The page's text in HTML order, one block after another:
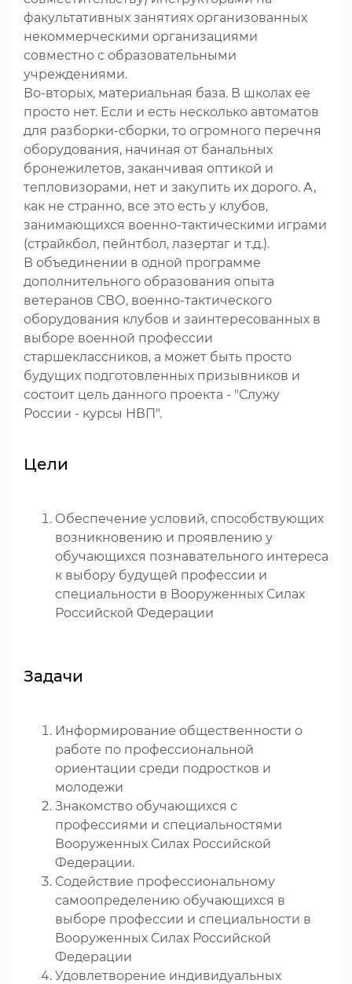
факультативных занятиях организованных
некоммерческими организациями
совместно с образовательными
учреждениями.
Во-вторых, материальная база. В школах ее
просто нет. Если и есть несколько автоматов
для разборки-сборки, то огромного перечня
оборудования, начиная от банальных
бронежилетов, заканчивая оптикой и
тепловизорами, нет и закупить их дорого. А,
как не странно, все это есть у клубов,
занимающихся военно-тактическими играми
(страйкбол, пейнтбол, лазертаг и т.д.).
В объединении в одной программе
дополнительного образования опыта
ветеранов СВО, военно-тактического
оборудования клубов и заинтересованных в
выборе военной профессии
старшеклассников, а может быть просто
будущих подготовленных призывников и
состоит цель данного проекта - "Служу
России - курсы НВП".
Цели
Обеспечение условий, способствующих
возникновению и проявлению у
обучающихся познавательного интереса
к выбору будущей профессии и
специальности в Вооруженных Силах
Российской Федерации
Задачи
Информирование общественности о
работе по профессиональной
ориентации среди подростков и
молодежи
Знакомство обучающихся с
профессиями и специальностями
Вооруженных Силах Российской
Федерации.
Содействие профессиональному
самоопределению обучающихся в
выборе профессии и специальности в
Вооруженных Силах Российской
Федерации
Удовлетворение индивидуальных